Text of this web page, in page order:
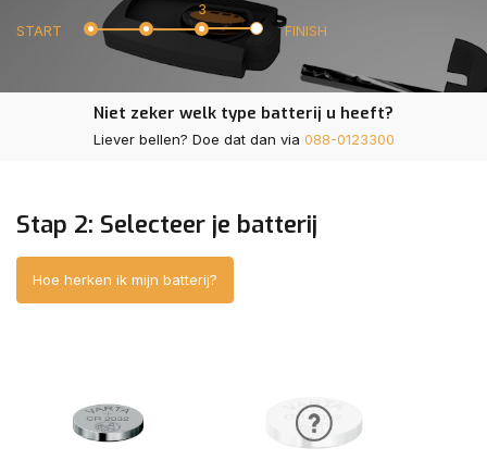
START
3
FINISH
Niet zeker welk type batterij u heeft?
Liever bellen? Doe dat dan via 088-0123300
Stap 2: Selecteer je batterij
Hoe herken ik mijn batterij?